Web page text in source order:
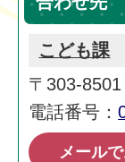
こども課
〒303-
電話番号：
メール